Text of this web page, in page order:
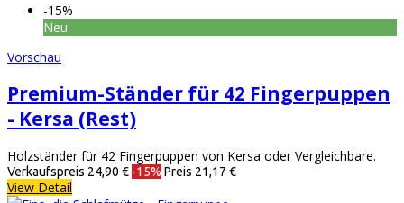
-15%
Neu
Vorschau
Premium-Ständer für 42 Fingerpuppen
- Kersa (Rest)
Holzständer für 42 Fingerpuppen von Kersa oder Vergleichbare.
Verkaufspreis 24,90 € -15% Preis 21,17 €
View Detail